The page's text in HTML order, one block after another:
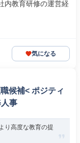
内教育研修の運営経
気になる
候補< ポジティ
事
り高度な教育の提